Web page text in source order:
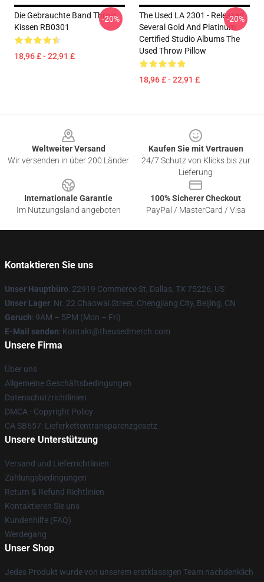
Die Gebrauchte Band Throw
Kissen RB0301
18,96 £ - 22,91 £
-20%
The Used LA 2301 - Released
Several Gold And Platinum
Certified Studio Albums The
Used Throw Pillow
18,96 £ - 22,91 £
-20%
Weltweiter Versand
Wir versenden in über 200 Länder
Kaufen Sie mit Vertrauen
24/7 Schutz von Klicks bis zur
Lieferung
Internationale Garantie
Im Nutzungsland angeboten
100% Sicherer Checkout
PayPal / MasterCard / Visa
Kontaktieren Sie uns
Unser Hauptbüro: 22919 Commerce St, Dallas, TX 75226, US
Unser Lager: Nr. 22 Chaowai Street, Chengjiang City, Beijing, CN
Geruch: 9AM – 5PM (Mon – Fri)
E-Mail senden: Kontakt@theusedmerch.com
Unsere Firma
Über uns
Allgemeine Geschäftsbedingungen
Datenschutzrichtlinien
DMCA - Copyright Policy
CA SB657: Lieferkettentransparenzgesetz
Unsere Unterstützung
Versand und Lieferrichtlinien
Zahlungsbedingungen
Return & Refund Richtlinien
Kontaktieren Sie uns
Kundenhilfe (FAQ)
Werdegang
Unser Shop
Jedes Produkt wurde von unserem erstklassigen Team nachdenklich